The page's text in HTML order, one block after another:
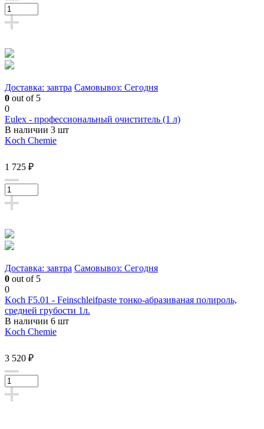
Доставка: завтра Самовывоз: Сегодня
0 out of 5
0
Eulex - профессиональный очиститель (1 л)
В наличии 3 шт
Koch Chemie
1 725 ₽
Доставка: завтра Самовывоз: Сегодня
0 out of 5
0
Koch F5.01 - Feinschleifpaste тонко-абразиваная полироль,
средней грубости 1л.
В наличии 6 шт
Koch Chemie
3 520 ₽